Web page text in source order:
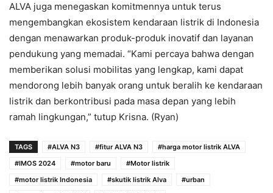
ALVA juga menegaskan komitmennya untuk terus
mengembangkan ekosistem kendaraan listrik di Indonesia
dengan menawarkan produk-produk inovatif dan layanan
pendukung yang memadai. “Kami percaya bahwa dengan
memberikan solusi mobilitas yang lengkap, kami dapat
mendorong lebih banyak orang untuk beralih ke kendaraan
listrik dan berkontribusi pada masa depan yang lebih
ramah lingkungan,” tutup Krisna. (Ryan)
TAGS #ALVA N3 #fitur ALVA N3
#harga motor listrik ALVA
#IMOS 2024
#motor baru
#Motor listrik
#motor listrik Indonesia
#skutik listrik Alva
#urban